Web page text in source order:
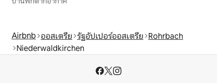
Airbnb ออสเตรีย รัฐอัปเปอร์ออสเตรีย Rohrbach
Niederwaldkirchen